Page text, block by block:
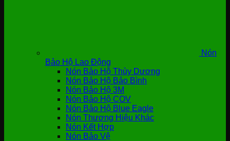
Nón
Bảo Hộ Lao Động
Nón Bảo Hộ Thùy Dương
Nón Bảo Hộ Bảo Bình
Nón Bảo Hộ 3M
Nón Bảo Hộ COV
Nón Bảo Hộ Blue Eagle
Nón Thương Hiệu Khác
Nón Kết Hợp
Nón Bảo Vệ